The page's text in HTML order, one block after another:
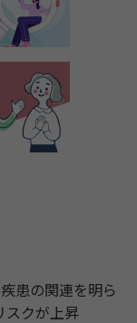
患の関連を明ら
クが上昇